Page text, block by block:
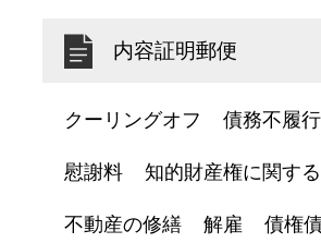
内容証明郵便
クーリングオフ 債務不履
慰謝料 知的財産権に関す
不動産の修繕 解雇 債権